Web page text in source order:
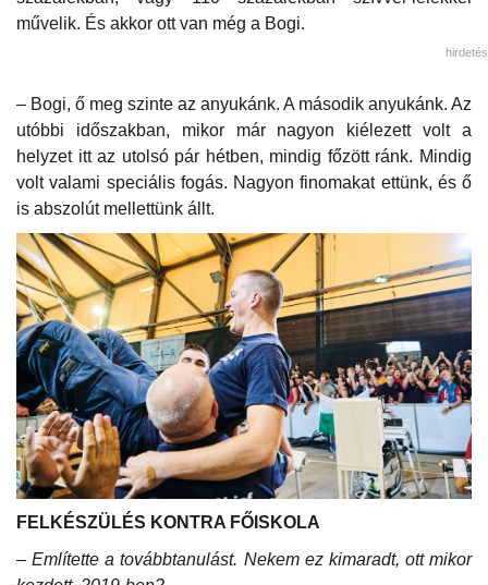
művelik. És akkor ott van még a Bogi.
hirdetés
– Bogi, ő meg szinte az anyukánk. A második anyukánk. Az
utóbbi időszakban, mikor már nagyon kiélezett volt a
helyzet itt az utolsó pár hétben, mindig főzött ránk. Mindig
volt valami speciális fogás. Nagyon finomakat ettünk, és ő
is abszolút mellettünk állt.
FELKÉSZÜLÉS KONTRA FŐISKOLA
– Említette a továbbtanulást. Nekem ez kimaradt, ott mikor